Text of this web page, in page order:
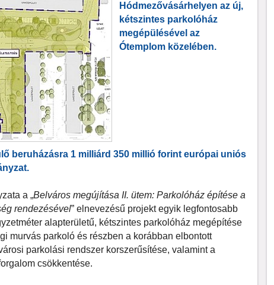
Hódmezővásárhelyen az új,
kétszintes parkolóház
megépülésével az
Ótemplom közelében.
beruházásra 1 milliárd 350 millió forint európai uniós
a „Belváros megújítása II. ütem: Parkolóház építése a
rendezésével” elnevezésű projekt egyik legfontosabb
alapterületű, kétszintes parkolóház megépítése
murvás parkoló és részben a korábban elbontott
parkolási rendszer korszerűsítése, valamint a
csökkentése.